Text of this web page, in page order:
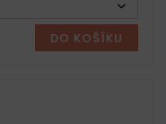
DO KOŠÍKU